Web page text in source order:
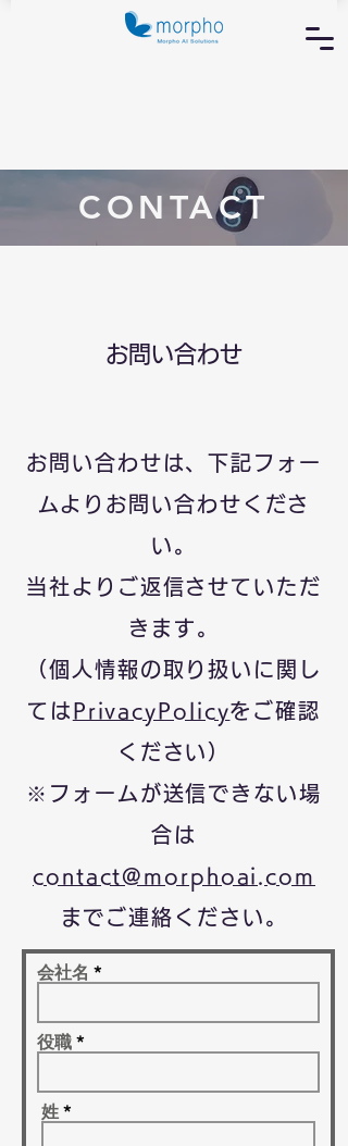
CONTACT
お問い合わせ
お問い合わせは、下記フォー
ムよりお問い合わせくださ
い。
当社よりご返信させていただ
きます。
（個人情報の取り扱いに関し
ては PrivacyPolicyをご確認
ください）
※フォームが送信できない場
合は
contact@morphoai.com
までご連絡ください。
会社名
役職
姓